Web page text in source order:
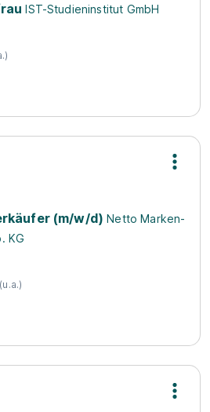
IST-Studieninstitut GmbH
(m/w/d) Netto Marken-
KG